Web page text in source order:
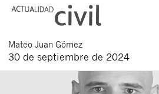
Mateo Juan Gómez
30 de septiembre de 2024